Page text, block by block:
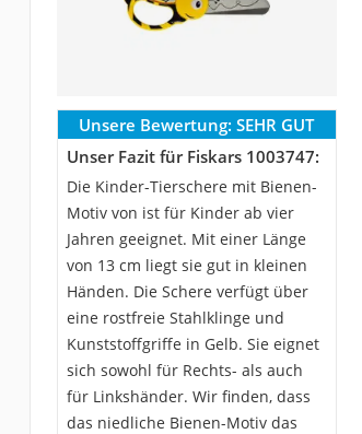
Unsere Bewertung: SEHR GUT
Unser Fazit für Fiskars 1003747:
Die Kinder-Tierschere mit Bienen-
Motiv von ist für Kinder ab vier
Jahren geeignet. Mit einer Länge
von 13 cm liegt sie gut in kleinen
Händen. Die Schere verfügt über
eine rostfreie Stahlklinge und
Kunststoffgriffe in Gelb. Sie eignet
sich sowohl für Rechts- als auch
für Linkshänder. Wir finden, dass
das niedliche Bienen-Motiv das